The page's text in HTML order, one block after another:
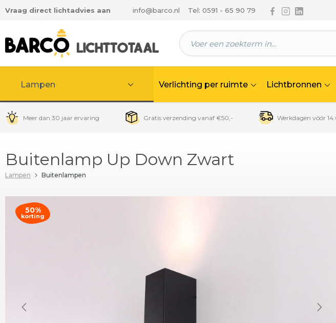
hoofdinhoud
Vraag direct lichtadvies aan info@barco.nl Tel: 0591 - 65 90 79 Volg ons via
Volg ons via
Volg ons
Lampen Verlichting per ruimte Lichtbronnen
Meer dan 30 jaar ervaring Gratis verzending vanaf €50,- Werkdagen vóór
Buitenlamp Up Down Zwart
Lampen Buitenlampen
50%
korting